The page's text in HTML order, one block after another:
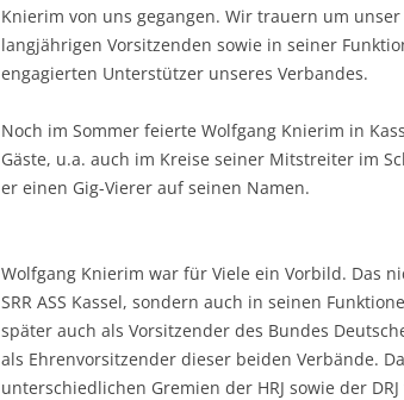
Knierim von uns gegangen. Wir trauern um
langjährigen Vorsitzenden sowie in seiner
engagierten Unterstützer unseres Verbandes.
Noch im Sommer feierte Wolfgang Knierim in
Gäste, u.a. auch im Kreise seiner Mitstreiter im
er einen Gig-Vierer auf seinen Namen.
Wolfgang Knierim war für Viele ein Vorbild. Das
SRR ASS Kassel, sondern auch in seinen
später auch als Vorsitzender des Bundes
als Ehrenvorsitzender dieser beiden Verbände.
unterschiedlichen Gremien der HRJ sowie der